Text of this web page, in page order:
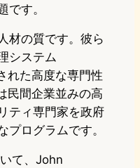
です。
材の質です。彼ら
システム
れた高度な専門性
民間企業並みの高
ティ専門家を政府
プログラムです。
て、John